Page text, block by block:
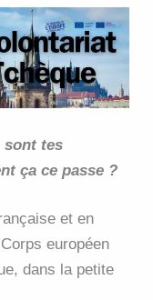
sont tes
ça ce passe ?
et en
européen
dans la petite